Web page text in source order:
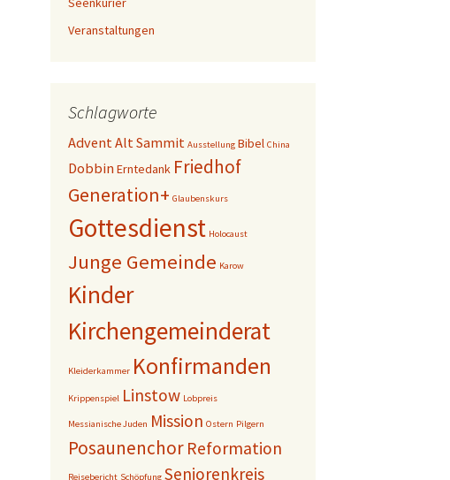
Veranstaltungen
Schlagworte
AdventAlt Sammit Ausstellung Bibel China
Dobbin Erntedank Friedhof
Generation+ Glaubenskurs
Gottesdienst Holocaust
Junge Gemeinde Karow
Kinder
Kirchengemeinderat
Kleiderkammer Konfirmanden
Krippenspiel Linstow Lobpreis
Messianische Juden Mission Ostern Pilgern
Posaunenchor Reformation
Reisebericht Schöpfung Seniorenkreis